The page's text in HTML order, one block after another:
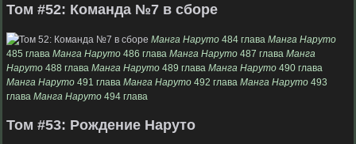
Том #52: Команда №7 в сборе
Манга Наруто 484 глава Манга Наруто
485 глава Манга Наруто 486 глава Манга Наруто 487 глава Манга
Наруто 488 глава Манга Наруто 489 глава Манга Наруто 490 глава
Манга Наруто 491 глава Манга Наруто 492 глава Манга Наруто 493
глава Манга Наруто 494 глава
Том #53: Рождение Наруто